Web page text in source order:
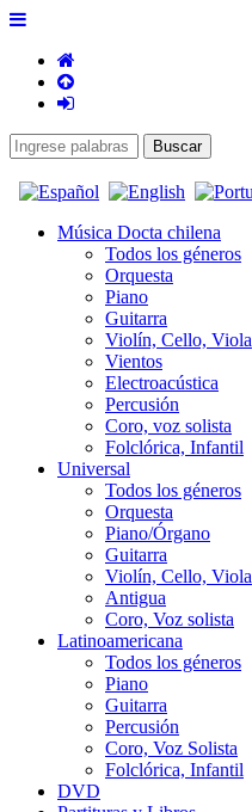
Música Docta chilena
Todos los géneros
Orquesta
Piano
Guitarra
Violín, Cello, Viola
Vientos
Electroacústica
Percusión
Coro, voz solista
Folclórica, Infantil
Universal
Todos los géneros
Orquesta
Piano/Órgano
Guitarra
Violín, Cello, Viola
Antigua
Coro, Voz solista
Latinoamericana
Todos los géneros
Piano
Guitarra
Percusión
Coro, Voz Solista
Folclórica, Infantil
DVD